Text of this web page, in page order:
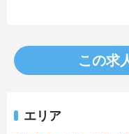
この求
エリア